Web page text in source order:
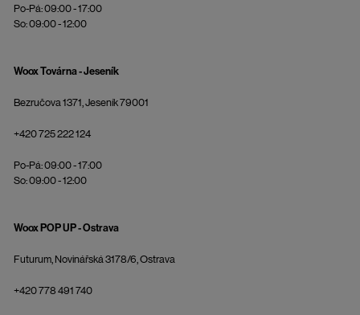
Po-Pá: 09:00 - 17:00
So: 09:00 - 12:00
Woox Továrna - Jeseník
Bezručova 1371, Jeseník 79001
+420 725 222 124
Po-Pá: 09:00 - 17:00
So: 09:00 - 12:00
Woox POP UP - Ostrava
Futurum, Novinářská 3178/6, Ostrava
+420 778 491 740